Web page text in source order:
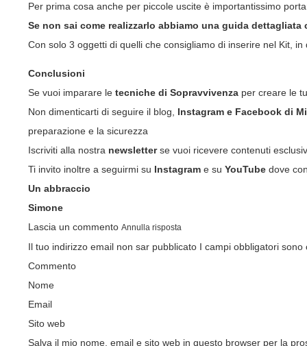
Per prima cosa anche per piccole uscite è importantissimo
Se non sai come realizzarlo abbiamo una guida
Con solo 3 oggetti di quelli che consigliamo di inserire nel Kit,
Conclusioni
Se vuoi imparare le tecniche di Sopravvivenza per creare le
Non dimenticarti di seguire il blog,
Instagram e Facebook di
preparazione e la sicurezza
Iscriviti alla nostra newsletterse vuoi ricevere contenuti
Ti invito inoltre a seguirmi su Instagram e su YouTube dove
Un abbraccio
Simone
Lascia un commento Annulla risposta
Il tuo indirizzo email non sar pubblicato I campi obbligatori sono
Commento
Nome
Email
Sito web
Salva il mio nome, email e sito web in questo browser per la